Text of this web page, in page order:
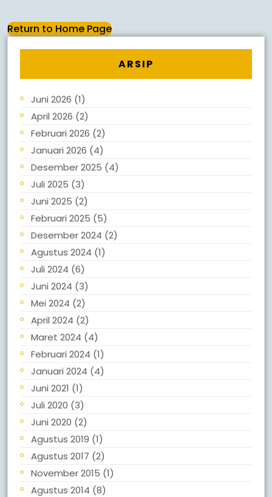
Return to Home Page
ARSIP
Juni 2026 (1)
April 2026 (2)
Februari 2026 (2)
Januari 2026 (4)
Desember 2025 (4)
Juli 2025 (3)
Juni 2025 (2)
Februari 2025 (5)
Desember 2024 (2)
Agustus 2024 (1)
Juli 2024 (6)
Juni 2024 (3)
Mei 2024 (2)
April 2024 (2)
Maret 2024 (4)
Februari 2024 (1)
Januari 2024 (4)
Juni 2021 (1)
Juli 2020 (3)
Juni 2020 (2)
Agustus 2019 (1)
Agustus 2017 (2)
November 2015 (1)
Agustus 2014 (8)